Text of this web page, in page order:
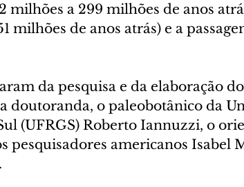
milhões a 299 milhões de anos
milhões de anos atrás) e a
da pesquisa e da elaboração
doutoranda, o paleobotânico da
(UFRGS) Roberto Iannuzzi, o
pesquisadores americanos Isabel